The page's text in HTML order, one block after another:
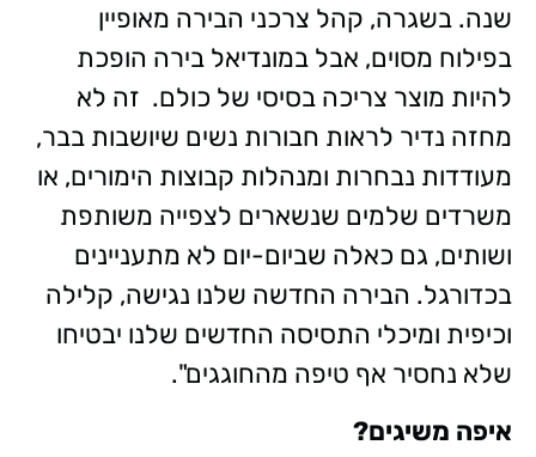
שנה. בשגרה, קהל צרכני הבירה מאופיין
בפילוח מסוים, אבל במונדיאל בירה הופכת
להיות מוצר צריכה בסיסי של כולם. זה לא
מחזה נדיר לראות חבורות נשים שיושבות בבר,
מעודדות נבחרות ומנהלות קבוצות הימורים, או
משרדים שלמים שנשארים לצפייה משותפת
ושותים, גם כאלה שביום-יום לא מתעניינים
בכדורגל. הבירה החדשה שלנו נגישה, קלילה
וכיפית ומיכלי התסיסה החדשים שלנו יבטיחו
שלא נחסיר אף טיפה מהחוגגים".
איפה משיגים?